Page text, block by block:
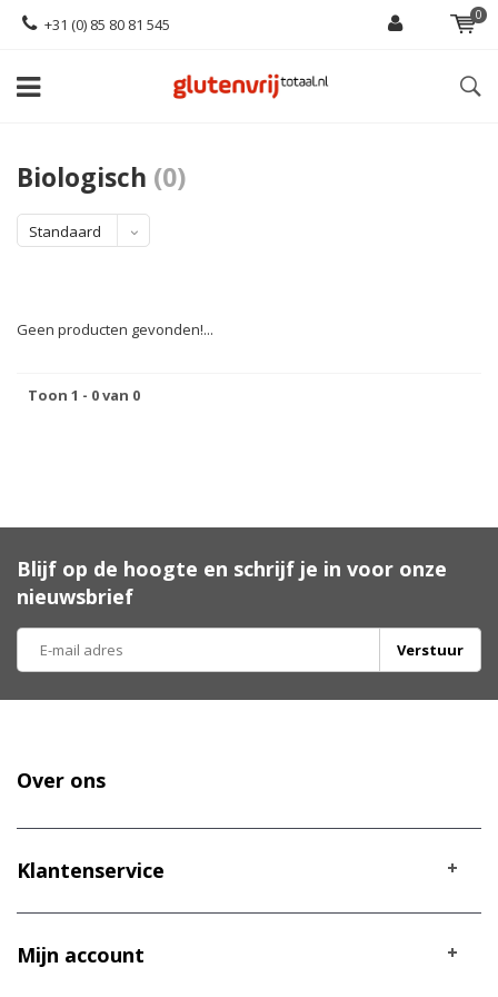
+31 (0) 85 80 81 545 0
Biologisch (0)
Standaard
Geen producten gevonden!...
Toon 1 - 0 van 0
Blijf op de hoogte en schrijf je in voor onze
nieuwsbrief
Verstuur
Over ons
Klantenservice
Mijn account